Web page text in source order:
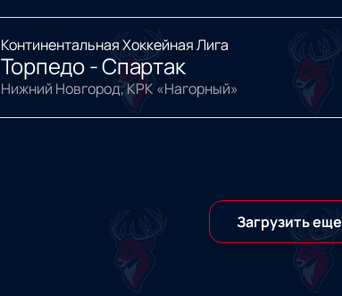
Континентальная Хоккейная Лига
Торпедо - Спартак
Нижний Новгород, КРК «Нагорный»
Загрузить еще